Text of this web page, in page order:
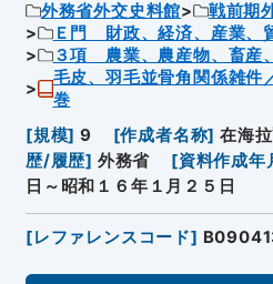
外務省外交史料館
戦前期
Ｅ門 財政、経済、産業、
３項 農業、農産物、畜産
毛皮、羽毛並骨角関係雑
巻
[規模] 9 [作成者名称] 在海
歴/履歴] 外務省 [資料作成年
日～昭和１６年１月２５日
[レファレンスコード]